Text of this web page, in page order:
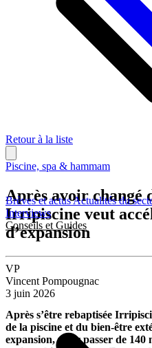
Brèves et actusActualités du
Interviews
Conseils et Guides
Retour à la liste
Piscine, spa & hammam
Après avoir changé
Irripiscine veut
d’expansion
VP
Vincent Pompougnac
3 juin 2026
Après s’être rebaptisée
de la piscine et du bien-être
expansion, pour passer de